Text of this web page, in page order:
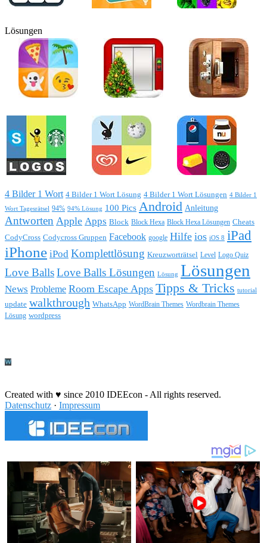
Lösungen
4 Bilder 1 Wort 4 Bilder 1 Wort Lösung 4 Bilder 1 Wort Lösungen 4 Bilder 1
Wort Tagesrätsel 94% 94% Lösung 100 Pics Android Anleitung
Antworten Apple Apps Block Block Hexa Block Hexa Lösungen Cheats
CodyCross Codycross Gruppen Facebook google Hilfe ios iOS 8 iPad
iPhone iPod Komplettlösung Kreuzworträtsel Level Logo Quiz
Love BallsLove Balls Lösungen Lösung Lösungen
News Probleme Room Escape Apps Tipps & Tricks tutorial
update walkthrough WhatsApp WordBrain Themes Wordbrain Themes
Lösung wordpress
Created with ♥ since 2010 IDEEcon - All rights reserved.
Datenschutz · Impressum